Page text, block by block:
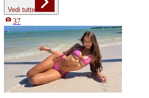
Vedi tutte
37